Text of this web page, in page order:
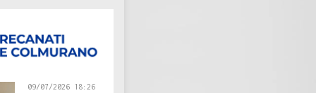
09/07/2026 18:26